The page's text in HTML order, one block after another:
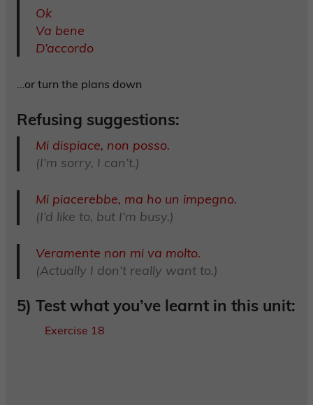
Ok
Va bene
D’accordo
…or turn the plans down
Refusing suggestions:
Mi dispiace, non posso.
(I’m sorry, I can’t.)
Mi piacerebbe, ma ho un impegno.
(I’d like to, but I’m busy.)
Veramente non mi va molto.
(Actually I don’t really want to.)
5) Test what you’ve learnt in this unit:
Exercise 18